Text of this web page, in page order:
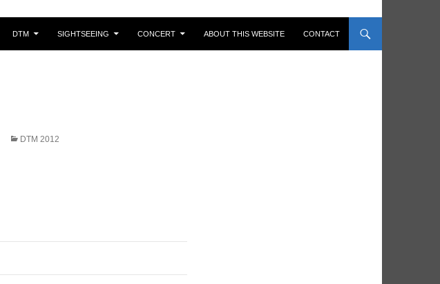
DTM SIGHTSEEING CONCERT ABOUT THIS WEBSITE CONTACT
DTM 2012